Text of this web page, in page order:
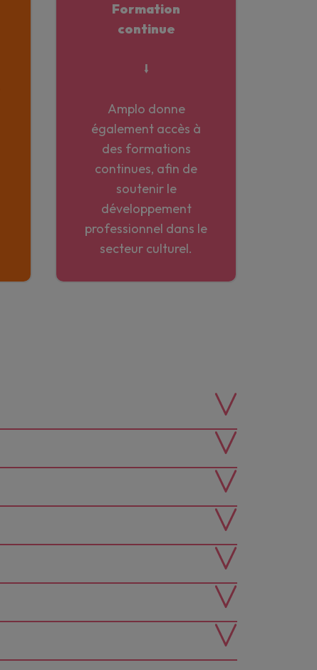
Formation
continue
⭣
Amplo donne
également accès à
des formations
continues, afin de
soutenir le
développement
professionnel dans le
secteur culturel.